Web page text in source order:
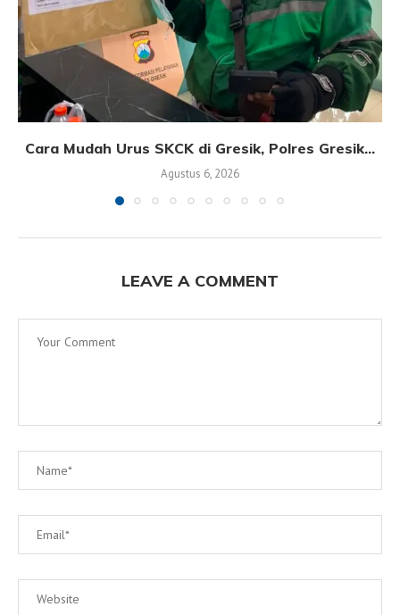
Cara Mudah Urus SKCK di Gresik, Polres Gresik...
Agustus 6, 2026
LEAVE A COMMENT